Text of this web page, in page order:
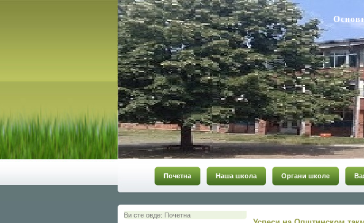
Почетна Наша школа Органи школе
Ви сте овде: Почетна